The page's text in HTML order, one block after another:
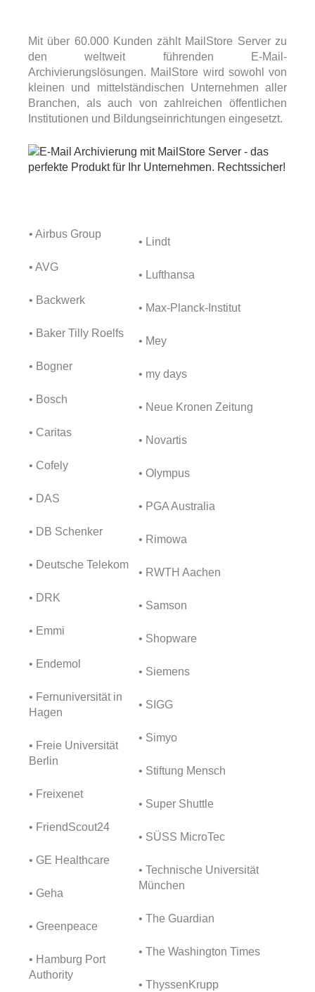
Mit über 60.000 Kunden zählt MailStore Server zu
den weltweit führenden E-Mail-
Archivierungslösungen. MailStore wird sowohl von
kleinen und mittelständischen Unternehmen aller
Branchen, als auch von zahlreichen öffentlichen
Institutionen und Bildungseinrichtungen eingesetzt.
• Airbus Group
• AVG
• Backwerk
• Baker Tilly Roelfs
• Bogner
• Bosch
• Caritas
• Cofely
• DAS
• DB Schenker
• Deutsche Telekom
• DRK
• Emmi
• Endemol
• Fernuniversität in
Hagen
• Freie Universität
Berlin
• Freixenet
• FriendScout24
• GE Healthcare
• Geha
• Greenpeace
• Hamburg Port
Authority
• Lindt
• Lufthansa
• Max-Planck-Institut
• Mey
• my days
• Neue Kronen Zeitung
• Novartis
• Olympus
• PGA Australia
• Rimowa
• RWTH Aachen
• Samson
• Shopware
• Siemens
• SIGG
• Simyo
• Stiftung Mensch
• Super Shuttle
• SÜSS MicroTec
• Technische Universität
München
• The Guardian
• The Washington Times
• ThyssenKrupp